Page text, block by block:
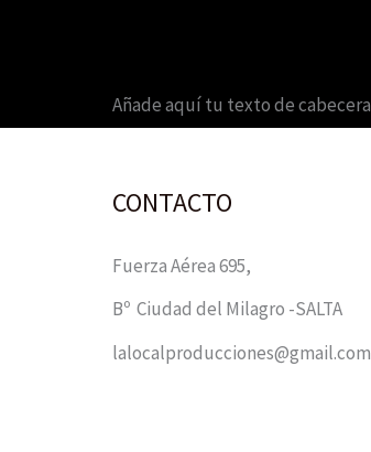
Añade aquí tu texto de cabecera
CONTACTO
Fuerza Aérea 695,
Bº Ciudad del Milagro -SALTA
lalocalproducciones@gmail.com